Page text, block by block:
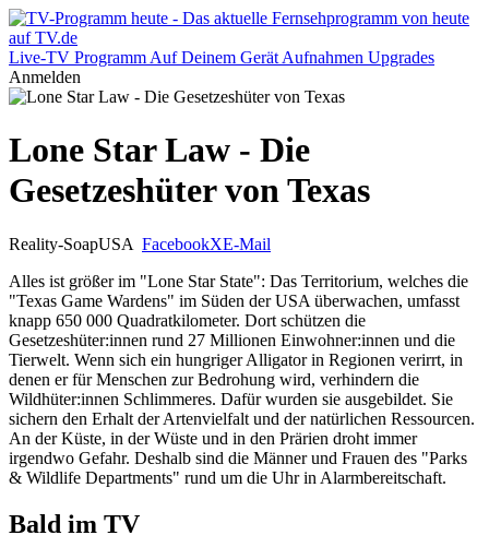
Live-TV Programm Auf Deinem Gerät Aufnahmen Upgrades
Anmelden
Lone Star Law - Die
Gesetzeshüter von Texas
Reality-SoapUSA FacebookXE-Mail
Alles ist größer im "Lone Star State": Das Territorium, welches die
"Texas Game Wardens" im Süden der USA überwachen, umfasst
knapp 650 000 Quadratkilometer. Dort schützen die
Gesetzeshüter:innen rund 27 Millionen Einwohner:innen und die
Tierwelt. Wenn sich ein hungriger Alligator in Regionen verirrt, in
denen er für Menschen zur Bedrohung wird, verhindern die
Wildhüter:innen Schlimmeres. Dafür wurden sie ausgebildet. Sie
sichern den Erhalt der Artenvielfalt und der natürlichen Ressourcen.
An der Küste, in der Wüste und in den Prärien droht immer
irgendwo Gefahr. Deshalb sind die Männer und Frauen des "Parks
& Wildlife Departments" rund um die Uhr in Alarmbereitschaft.
Bald im TV